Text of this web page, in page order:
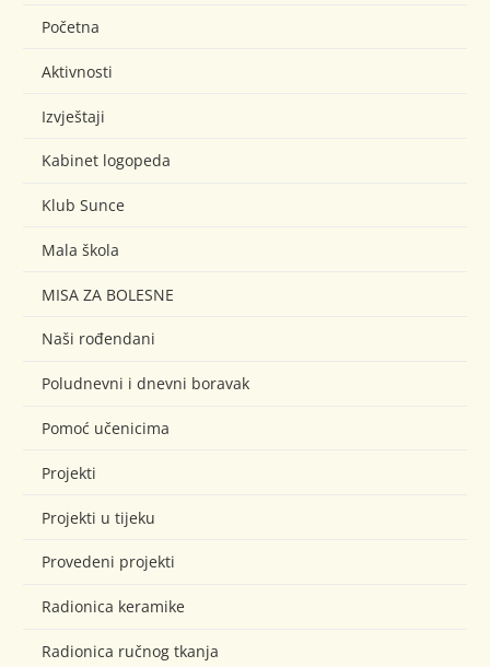
Početna
Aktivnosti
Izvještaji
Kabinet logopeda
Klub Sunce
Mala škola
MISA ZA BOLESNE
Naši rođendani
Poludnevni i dnevni boravak
Pomoć učenicima
Projekti
Projekti u tijeku
Provedeni projekti
Radionica keramike
Radionica ručnog tkanja